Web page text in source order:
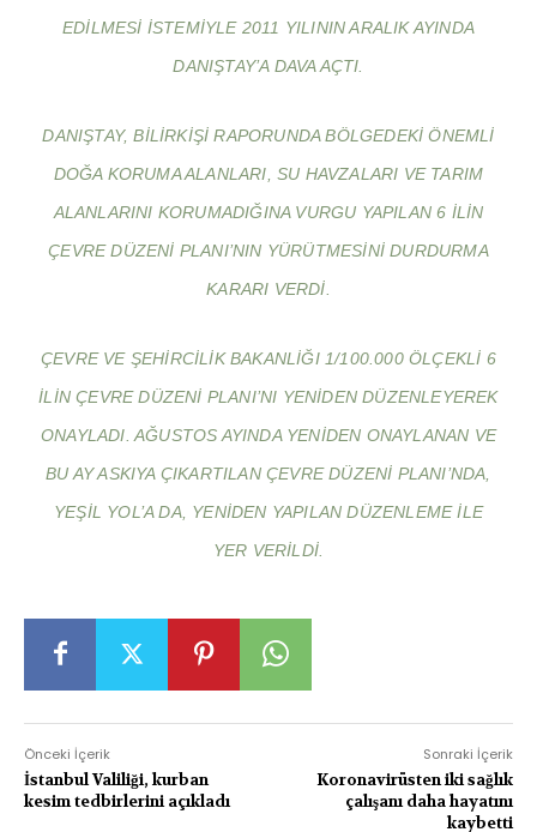
EDILMESI ISTEMIYLE 2011 YILININ ARALIK AYINDA
DANIŞTAY’A DAVA AÇTI.
DANIŞTAY, BILIRKIŞI RAPORUNDA BÖLGEDEKI ÖNEMLI
DOĞA KORUMA ALANLARI, SU HAVZALARI VE TARIM
ALANLARINI KORUMADIĞINA VURGU YAPILAN 6 ILIN
ÇEVRE DÜZENI PLANI’NIN YÜRÜTMESINI DURDURMA
KARARI VERDI.
ÇEVRE VE ŞEHIRCILIK BAKANLIĞI 1/100.000 ÖLÇEKLI 6
ILIN ÇEVRE DÜZENI PLANI’NI YENIDEN DÜZENLEYEREK
ONAYLADI. AĞUSTOS AYINDA YENIDEN ONAYLANAN VE
BU AY ASKIYA ÇIKARTILAN ÇEVRE DÜZENI PLANI’NDA,
YEŞIL YOL’A DA, YENIDEN YAPILAN DÜZENLEME ILE
YER VERILDI.
Önceki İçerik
İstanbul Valiliği, kurban
kesim tedbirlerini açıkladı
Sonraki İçerik
Koronavirüsten iki sağlık
çalışanı daha hayatını
kaybetti